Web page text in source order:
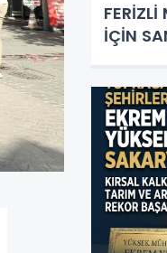
FERİZLİ
İÇİN